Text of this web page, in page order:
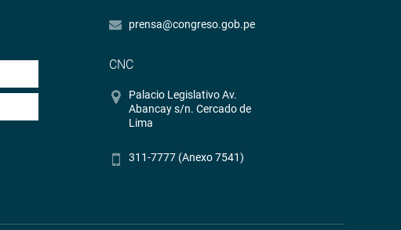
prensa@congreso.gob.pe
CNC
Palacio Legislativo Av.
Abancay s/n. Cercado de
Lima
311-7777 (Anexo 7541)